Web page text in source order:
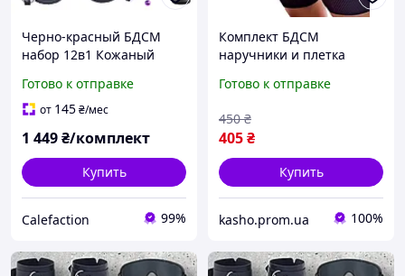
Черно-красный БДСМ
набор 12в1 Кожаный
наручники, плеть,
зажимы для сосков,
Готово к отправке
от 145₴/мес
1 449₴/комплект
Купить
Calefaction 99%
Комплект БДСМ
наручники и плетка
Готово к отправке
405₴
450 ₴
Купить
kasho.prom.ua 100%